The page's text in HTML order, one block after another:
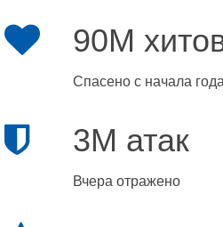
90M
Спасено с начала года
3M атак
Вчера отражено